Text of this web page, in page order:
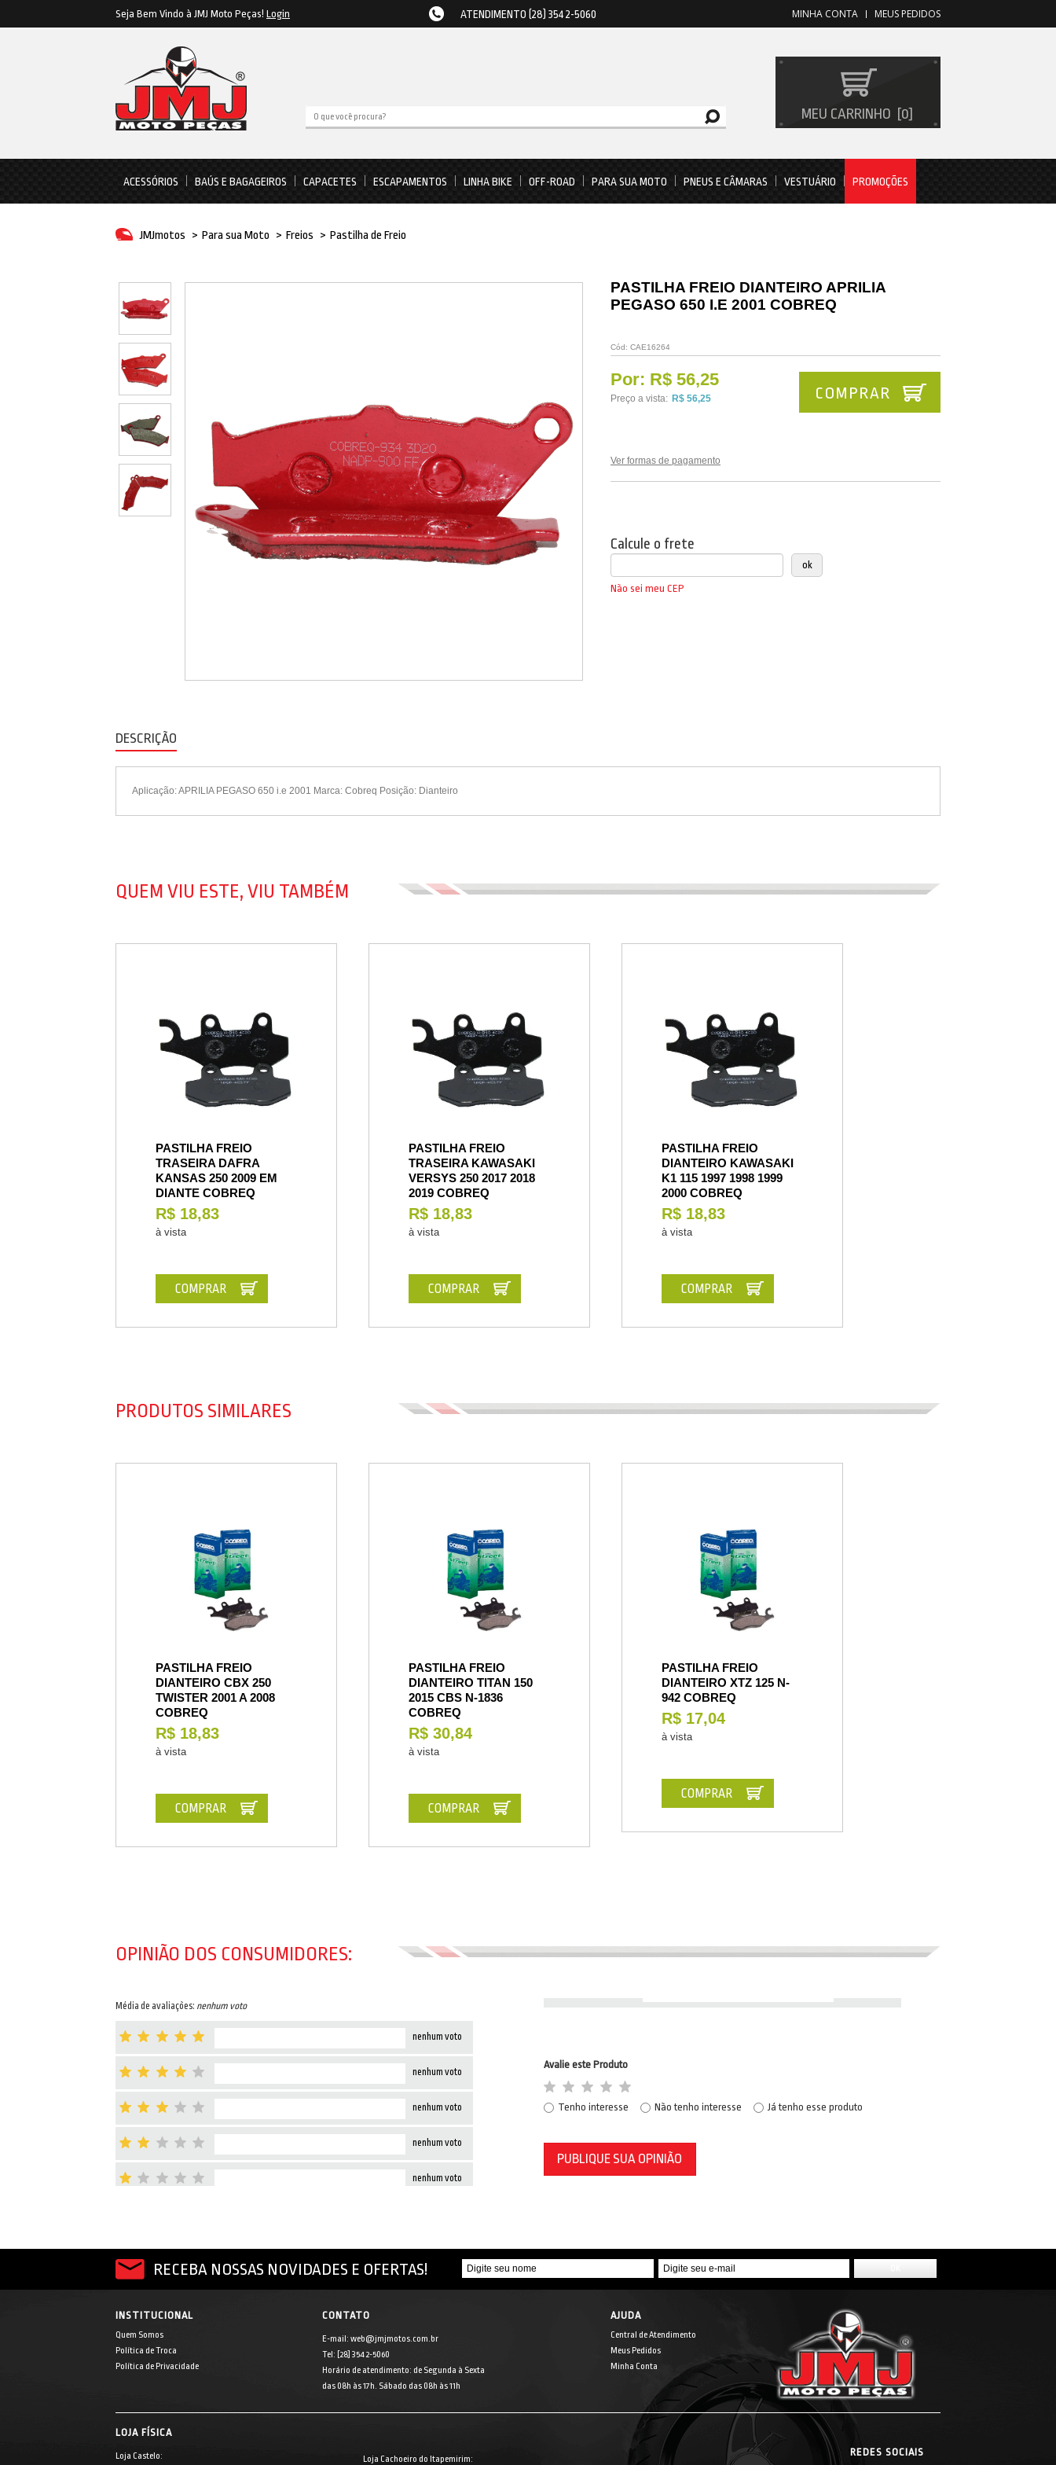
Seja Bem Vindo à JMJ Moto Peças! Login ATENDIMENTO (28) 3542-5060 MEUS PEDIDOS
MINHA CONTA
MEU CARRINHO 0
ACESSÓRIOS BAÚS E BAGAGEIROS CAPACETES ESCAPAMENTOS LINHA BIKE OFF-ROAD PARA SUA MOTO PNEUS E CÂMARAS VESTUÁRIO PROMOÇÕES
JMJmotos > Para sua Moto > Freios > Pastilha de Freio
PASTILHA FREIO DIANTEIRO APRILIA
PEGASO 650 I.E 2001 COBREQ
Cód: CAE16264
Por: R$ 56,25
Preço a vista: R$ 56,25
Ver formas de pagamento
COMPRAR
Calcule o frete
Não sei meu CEP
DESCRIÇÃO
Aplicação: APRILIA PEGASO 650 i.e 2001 Marca: Cobreq Posição: Dianteiro
QUEM VIU ESTE, VIU TAMBÉM
PASTILHA FREIO
TRASEIRA DAFRA
KANSAS 250 2009 EM
DIANTE COBREQ
R$ 18,83
à vista
COMPRAR
PASTILHA FREIO
TRASEIRA KAWASAKI
VERSYS 250 2017 2018
2019 COBREQ
R$ 18,83
à vista
COMPRAR
PASTILHA FREIO
DIANTEIRO KAWASAKI
K1 115 1997 1998 1999
2000 COBREQ
R$ 18,83
à vista
COMPRAR
PRODUTOS SIMILARES
PASTILHA FREIO
DIANTEIRO CBX 250
TWISTER 2001 A 2008
COBREQ
R$ 18,83
à vista
COMPRAR
PASTILHA FREIO
DIANTEIRO TITAN 150
2015 CBS N-1836
COBREQ
R$ 30,84
à vista
COMPRAR
PASTILHA FREIO
DIANTEIRO XTZ 125 N-
942 COBREQ
R$ 17,04
à vista
COMPRAR
OPINIÃO DOS CONSUMIDORES:
Média de avaliações: nenhum voto
nenhum voto
nenhum voto
nenhum voto
nenhum voto
nenhum voto
Avalie este Produto
Tenho interesse Não tenho interesse Já tenho esse produto
PUBLIQUE SUA OPINIÃO
RECEBA NOSSAS NOVIDADES E OFERTAS!
INSTITUCIONAL
Quem Somos
Política de Troca
Política de Privacidade
CONTATO
E-mail: web@jmjmotos.com.br
Tel: [28] 3542-5060
Horário de atendimento: de Segunda à Sexta
das 08h às 17h. Sábado das 08h às 11h
AJUDA
Central de Atendimento
Meus Pedidos
Minha Conta
LOJA FÍSICA
Loja Castelo: Loja Cachoeiro do Itapemirim:
REDES SOCIAIS